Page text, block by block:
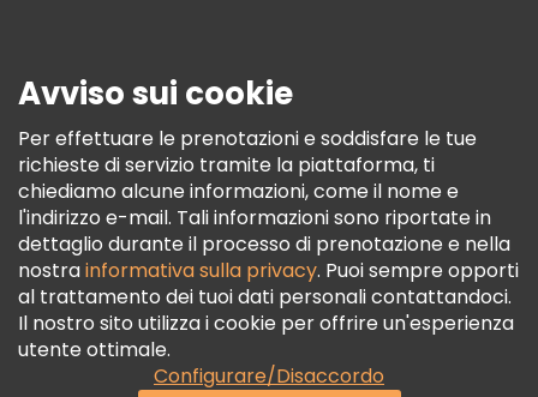
Termini E Condizioni
Informativa Sui Cookie
Freetour Premi
Programma Di Fidelizzazione
Avviso sui cookie
Per effettuare le prenotazioni e soddisfare le tue
richieste di servizio tramite la piattaforma, ti
chiediamo alcune informazioni, come il nome e
l'indirizzo e-mail. Tali informazioni sono riportate in
dettaglio durante il processo di prenotazione e nella
nostrainformativa sulla privacy. Puoi sempre opporti
al trattamento dei tuoi dati personali contattandoci.
Il nostro sito utilizza i cookie per offrire un'esperienza
utente ottimale.
Configurare/Disaccordo